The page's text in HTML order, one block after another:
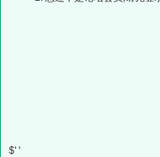
$' '